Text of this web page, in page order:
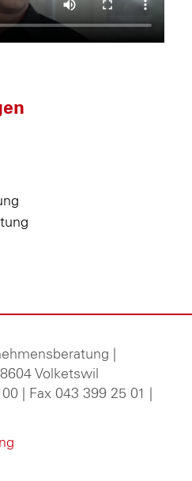
Volketswil
| Fax 043 399 25 01 |